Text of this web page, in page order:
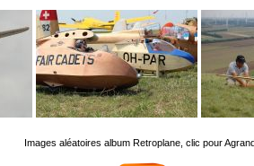
Images aléatoires album Retroplane, clic pour